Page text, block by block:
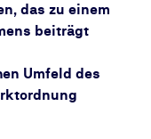
das zu einem
beiträgt
Umfeld des